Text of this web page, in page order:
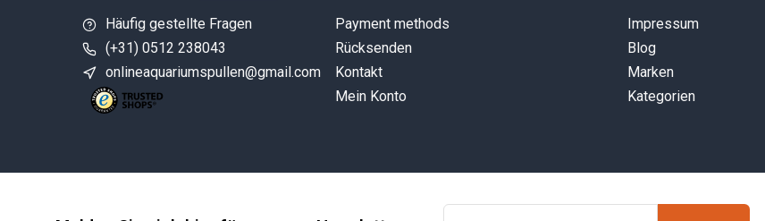
Häufig gestellte Fragen
(+31) 0512 238043
onlineaquariumspullen@gmail.com
Payment methods
Rücksenden
Kontakt
Mein Konto
Impressum
Blog
Marken
Kategorien